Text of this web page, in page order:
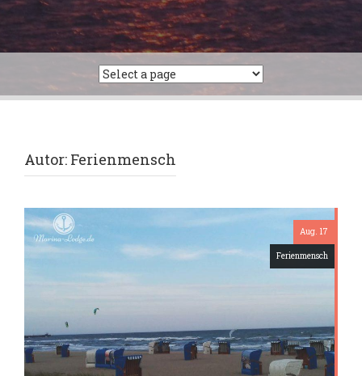
Autor: Ferienmensch
Aug. 17
Ferienmensch